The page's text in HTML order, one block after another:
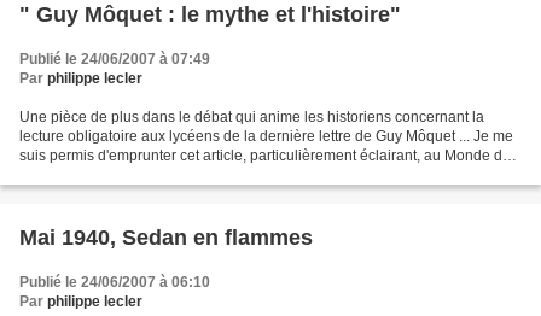
" Guy Môquet : le mythe et l'histoire"
Publié le 24/06/2007 à 07:49
Par philippe lecler
Une pièce de plus dans le débat qui anime les historiens concernant la
lecture obligatoire aux lycéens de la dernière lettre de Guy Môquet ... Je me
suis permis d'emprunter cet article, particulièrement éclairant, au Monde du
Mai 1940, Sedan en flammes
Publié le 24/06/2007 à 06:10
Par philippe lecler